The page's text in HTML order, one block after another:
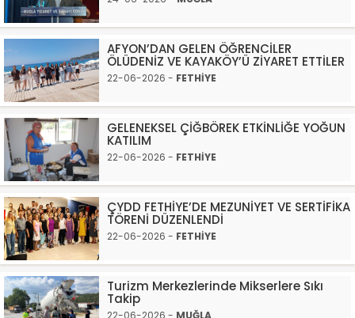
AFYON’DAN GELEN ÖĞRENCİLER
ÖLÜDENİZ VE KAYAKÖY’Ü ZİYARET ETTİLER
22-06-2026 - FETHİYE
GELENEKSEL ÇİĞBÖREK ETKİNLİĞE YOĞUN
KATILIM
22-06-2026 - FETHİYE
ÇYDD FETHİYE’DE MEZUNİYET VE SERTİFİKA
TÖRENİ DÜZENLENDİ
22-06-2026 - FETHİYE
Turizm Merkezlerinde Mikserlere Sıkı
Takip
22-06-2026 - MUĞLA